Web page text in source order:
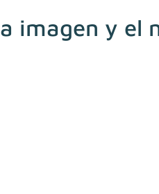
imagen y el